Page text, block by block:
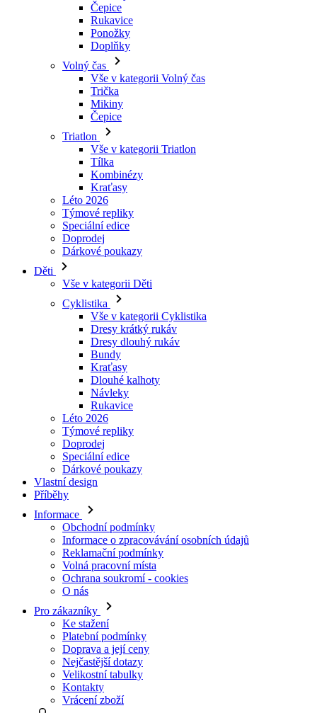
Čepice
Rukavice
Ponožky
Doplňky
Volný čas
Vše v kategorii Volný čas
Trička
Mikiny
Čepice
Triatlon
Vše v kategorii Triatlon
Tílka
Kombinézy
Kraťasy
Léto 2026
Týmové repliky
Speciální edice
Doprodej
Dárkové poukazy
Děti
Vše v kategorii Děti
Cyklistika
Vše v kategorii Cyklistika
Dresy krátký rukáv
Dresy dlouhý rukáv
Bundy
Kraťasy
Dlouhé kalhoty
Návleky
Rukavice
Léto 2026
Týmové repliky
Doprodej
Speciální edice
Dárkové poukazy
Vlastní design
Příběhy
Informace
Obchodní podmínky
Informace o zpracovávání osobních údajů
Reklamační podmínky
Volná pracovní místa
Ochrana soukromí - cookies
O nás
Pro zákazníky
Ke stažení
Platební podmínky
Doprava a její ceny
Nejčastější dotazy
Velikostní tabulky
Kontakty
Vrácení zboží